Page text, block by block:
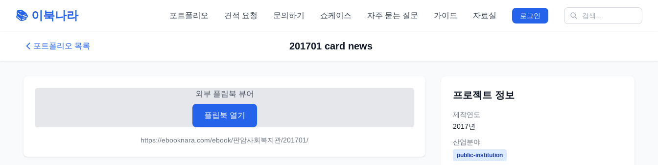
📚 이북나라 포트폴리오 견적 요청 문의하기 쇼케이스 자주 묻는 질문 가이드 자료실 로그인
포트폴리오 목록 201701 card news
외부 플립북 뷰어
플립북 열기
https://ebooknara.com/ebook/판암사회복지관/201701/
프로젝트 정보
제작연도
2017년
산업분야
public-institution